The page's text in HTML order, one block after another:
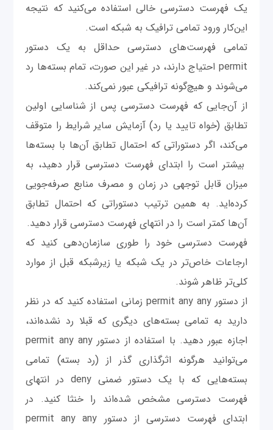
یک فهرست دسترسی خالی استفاده می‌کنید که نتیجه
این‌کار ورود تمامی ترافیک به شبکه است.
تمامی فهرست‌های دسترسی حداقل به یک دستور
permit احتیاج دارند، در غیر این صورت، تمام بسته‌ها رد
می‌شوند و هیچ‌گونه ترافیکی عبور نمی‌کند.
از آن‌جایی که فهرست دسترسی پس از شناسایی اولین
تطابق (خواه تایید یا رد) آزمایش سایر شرایط را متوقف
می‌کند، اگر دستوراتی که احتمال تطابق آن‌ها با بسته‌ها
بیشتر است را ابتدای فهرست دسترسی قرار دهید، به
میزان قابل توجهی در زمان و مصرف منابع صرفه‌جویی
کرده‌اید. به همین ترتیب دستوراتی که احتمال تطابق
آن‌ها کمتر است را در انتهای فهرست دسترسی قرار دهید.
فهرست دسترسی خود را طوری سازمان‌دهی کنید که
ارجاعات خاص‌تر در یک شبکه یا زیرشبکه قبل از موارد
کلی‌تر ظاهر شوند.
از دستور permit any any زمانی استفاده کنید که در نظر
دارید به تمامی بسته‌های دیگری که قبلا رد نشده‌اند،
اجازه عبور دهید. با استفاده از دستور permit any any
می‌توانید هرگونه اثرگذاری گذر از (رد بسته) تمامی
بسته‌هایی که با یک دستور ضمنی deny در انتهای
فهرست دسترسی مشخص شده‌اند را خنثا کنید. در
ابتدای فهرست دسترسی از دستور permit any any